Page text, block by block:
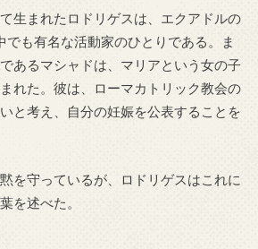
生まれたロドリゲスは、エクアドルの
でも有名な活動家のひとりである。ま
あるマシャドは、マリアという女の子
れた。彼は、ローマカトリック教会の
と考え、自分の妊娠を公表することを
を守っているが、ロドリゲスはこれに
を述べた。